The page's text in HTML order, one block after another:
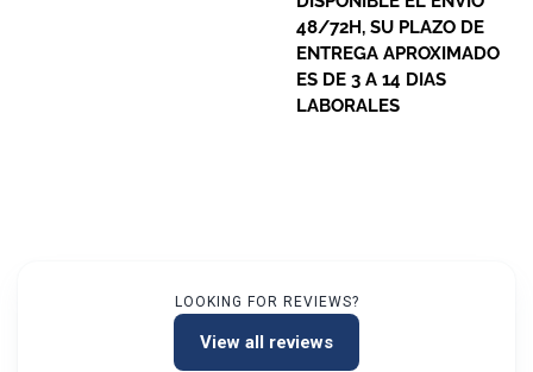
48/72H, SU PLAZO DE
ENTREGA APROXIMADO
ES DE 3 A 14 DIAS
LABORALES
LOOKING FOR REVIEWS?
View all reviews